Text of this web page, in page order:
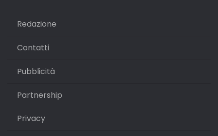
Redazione
Contatti
Pubblicità
Partnership
Privacy